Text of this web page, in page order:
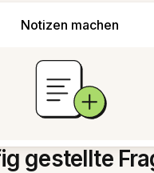
Notizen machen
gestellte